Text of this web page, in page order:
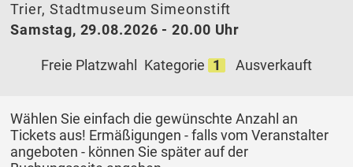
Trier, Stadtmuseum Simeonstift
Samstag, 29.08.2026 - 20.00 Uhr
Freie Platzwahl Kategorie 1 Ausverkauft
Wählen Sie einfach die gewünschte Anzahl an
Tickets aus! Ermäßigungen - falls vom Veranstalter
angeboten - können Sie später auf der